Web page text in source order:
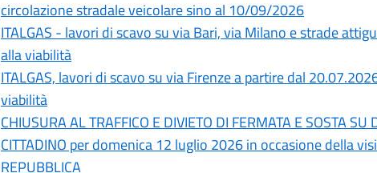
circolazione stradale veicolare sino al 10/09/2026
ITALGAS - lavori di scavo su via Bari, via Milano e strade
alla viabilità
ITALGAS, lavori di scavo su via Firenze a partire dal
viabilità
CHIUSURA AL TRAFFICO E DIVIETO DI FERMATA E SOSTA SU
CITTADINO per domenica 12 luglio 2026 in occasione della
REPUBBLICA